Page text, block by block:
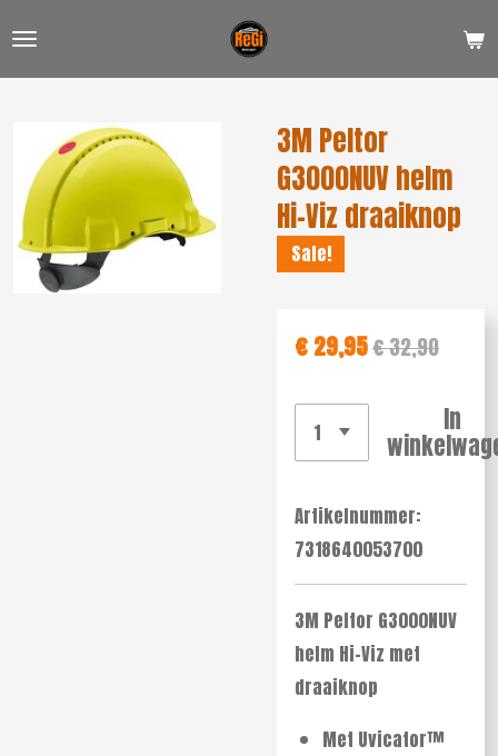
Ga
hoofdinhoud
3M Peltor
G3000NUV helm
Hi-Viz draaiknop
Sale!
€ 29,95€ 32,90
In
Artikelnummer:
7318640053700
3M Peltor G3000NUV
helm Hi-Viz met
draaiknop
Met Uvicator™